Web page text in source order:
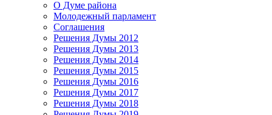
О Думе района
Молодежный парламент
Соглашения
Решения Думы 2012
Решения Думы 2013
Решения Думы 2014
Решения Думы 2015
Решения Думы 2016
Решения Думы 2017
Решения Думы 2018